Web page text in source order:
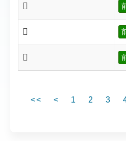
𥇴
𣃖
𣃖
<< < 1 2 3